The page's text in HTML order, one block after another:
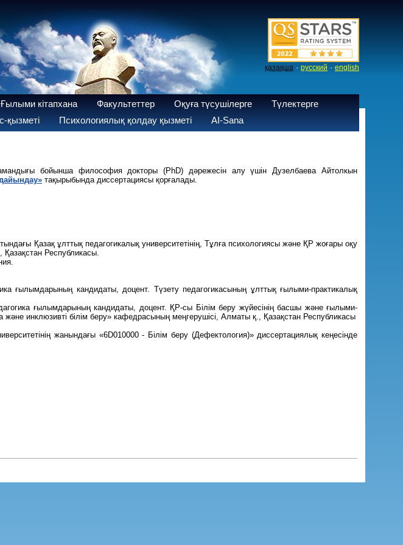
қазақша · русский · english
Ғылыми кітапхана Факультеттер Оқуға түсушілерге
Түлектерге
қызметі Психологиялық қолдау қызметі AI-Sana
бойынша философия докторы (РhD) дәрежесін алу үшін Дузелбаева Айтолкын
тақырыбында диссертациясы қорғалады.
Қазақ ұлттық педагогикалық университетінің, Тұлға психологиясы және ҚР жоғары оқу
Республикасы.
ғылымдарының кандидаты, доцент. Түзету педагогикасының ұлттық ғылыми-практикалық
ғылымдарының кандидаты, доцент. ҚР-сы Білім беру жүйесінің басшы және ғылыми-
және инклюзивті білім беру» кафедрасының меңгерушісі, Алматы қ., Қазақстан Республикасы
жанындағы «6D010000 - Білім беру (Дефектология)» диссертациялық кеңесінде